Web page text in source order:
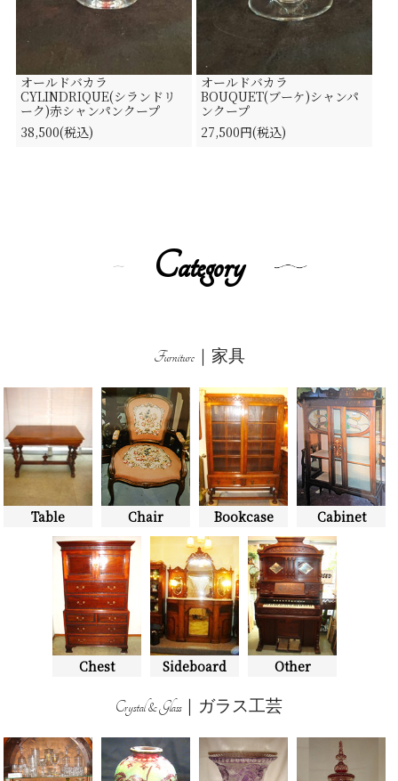
オールドバカラ
CYLINDRIQUE(シランドリ
ーク)赤シャンパンクープ
38,500(税込)
オールドバカラ
BOUQUET(ブーケ)シャンパ
ンクープ
27,500円(税込)
Category
Furniture｜家具
Table Chair Bookcase Cabinet
Chest Sideboard Other
Crystal & Glass｜ガラス工芸